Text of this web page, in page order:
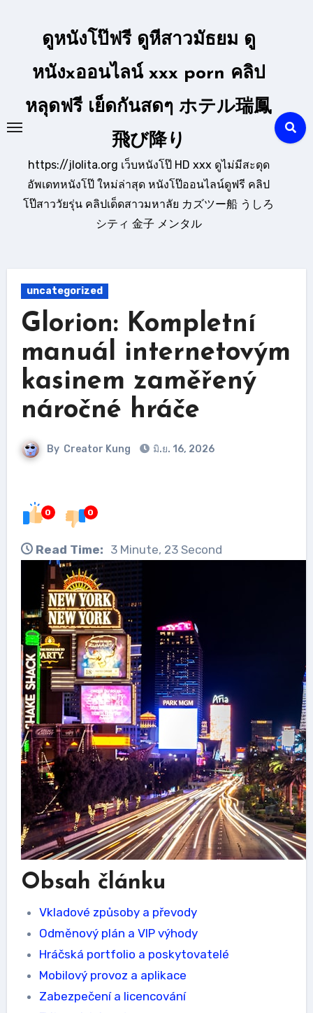
ดูหนังโป๊ฟรี ดูหีสาวมัธยม ดู
หนังxออนไลน์ xxx porn คลิป
หลุดฟรี เย็ดกันสดๆ ホテル瑞鳳
飛び降り
https://jlolita.org เว็บหนังโป๊ HD xxx ดูไม่มีสะดุด
อัพเดทหนังโป๊ ใหม่ล่าสุด หนังโป๊ออนไลน์ดูฟรี คลิป
โป๊สาววัยรุ่น คลิปเด็ดสาวมหาลัย カズツー船 うしろ
シティ 金子 メンタル
uncategorized
Glorion: Kompletní
manuál internetovým
kasinem zaměřený
náročné hráče
By Creator Kung มิ.ย. 16, 2026
0 0
Read Time: 3 Minute, 23 Second
Obsah článku
Vkladové způsoby a převody
Odměnový plán a VIP výhody
Hráčská portfolio a poskytovatelé
Mobilový provoz a aplikace
Zabezpečení a licencování